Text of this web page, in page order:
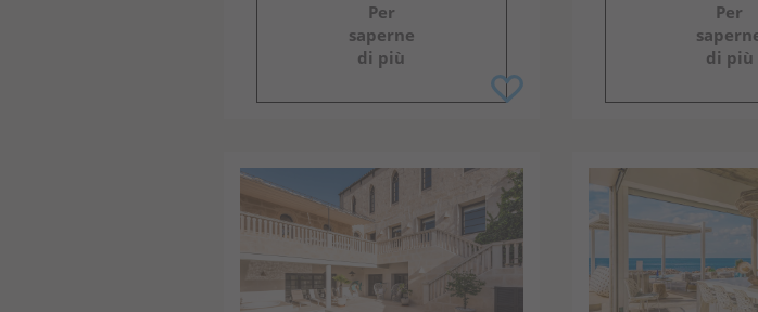
Per
saperne
di più
Per
di più